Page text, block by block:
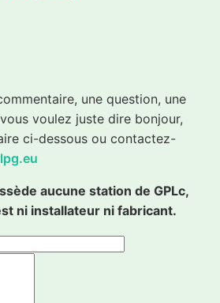
une question, une
voulez juste dire bonjour,
ci-dessous ou contactez-
aucune station de GPLc,
ni installateur ni fabricant.